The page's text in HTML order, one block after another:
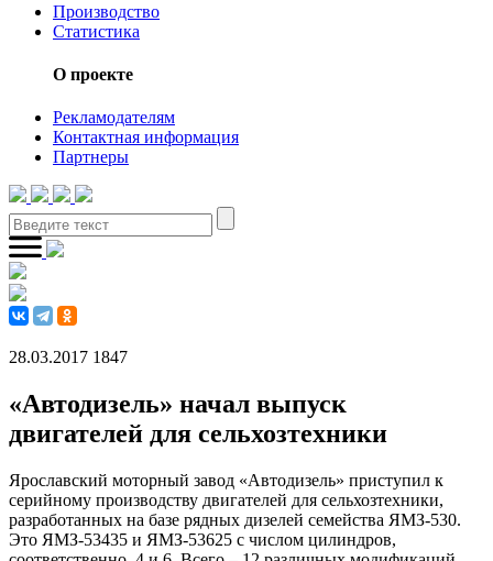
Производство
Статистика
О проекте
Рекламодателям
Контактная информация
Партнеры
28.03.2017 1847
«Автодизель» начал выпуск
двигателей для сельхозтехники
Ярославский моторный завод «Автодизель» приступил к
серийному производству двигателей для сельхозтехники,
разработанных на базе рядных дизелей семейства ЯМЗ-530.
Это ЯМЗ-53435 и ЯМЗ-53625 с числом цилиндров,